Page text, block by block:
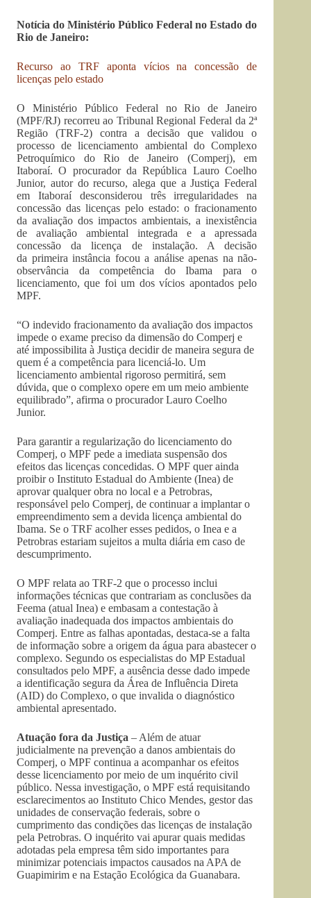
Notícia do Ministério Público Federal no Estado do
Rio de Janeiro:
Recurso ao TRF aponta vícios na concessão de
licenças pelo estado
O Ministério Público Federal no Rio de Janeiro
(MPF/RJ) recorreu ao Tribunal Regional Federal da 2ª
Região (TRF-2) contra a decisão que validou o
processo de licenciamento ambiental do Complexo
Petroquímico do Rio de Janeiro (Comperj), em
Itaboraí. O procurador da República Lauro Coelho
Junior, autor do recurso, alega que a Justiça Federal
em Itaboraí desconsiderou três irregularidades na
concessão das licenças pelo estado: o fracionamento
da avaliação dos impactos ambientais, a inexistência
de avaliação ambiental integrada e a apressada
concessão da licença de instalação. A decisão
da primeira instância focou a análise apenas na não-
observância da competência do Ibama para o
licenciamento, que foi um dos vícios apontados pelo
MPF.
“O indevido fracionamento da avaliação dos impactos
impede o exame preciso da dimensão do Comperj e
até impossibilita à Justiça decidir de maneira segura de
quem é a competência para licenciá-lo. Um
licenciamento ambiental rigoroso permitirá, sem
dúvida, que o complexo opere em um meio ambiente
equilibrado”, afirma o procurador Lauro Coelho
Junior.
Para garantir a regularização do licenciamento do
Comperj, o MPF pede a imediata suspensão dos
efeitos das licenças concedidas. O MPF quer ainda
proibir o Instituto Estadual do Ambiente (Inea) de
aprovar qualquer obra no local e a Petrobras,
responsável pelo Comperj, de continuar a implantar o
empreendimento sem a devida licença ambiental do
Ibama. Se o TRF acolher esses pedidos, o Inea e a
Petrobras estariam sujeitos a multa diária em caso de
descumprimento.
O MPF relata ao TRF-2 que o processo inclui
informações técnicas que contrariam as conclusões da
Feema (atual Inea) e embasam a contestação à
avaliação inadequada dos impactos ambientais do
Comperj. Entre as falhas apontadas, destaca-se a falta
de informação sobre a origem da água para abastecer o
complexo. Segundo os especialistas do MP Estadual
consultados pelo MPF, a ausência desse dado impede
a identificação segura da Área de Influência Direta
(AID) do Complexo, o que invalida o diagnóstico
ambiental apresentado.
Atuação fora da Justiça – Além de atuar
judicialmente na prevenção a danos ambientais do
Comperj, o MPF continua a acompanhar os efeitos
desse licenciamento por meio de um inquérito civil
público. Nessa investigação, o MPF está requisitando
esclarecimentos ao Instituto Chico Mendes, gestor das
unidades de conservação federais, sobre o
cumprimento das condições das licenças de instalação
pela Petrobras. O inquérito vai apurar quais medidas
adotadas pela empresa têm sido importantes para
minimizar potenciais impactos causados na APA de
Guapimirim e na Estação Ecológica da Guanabara.